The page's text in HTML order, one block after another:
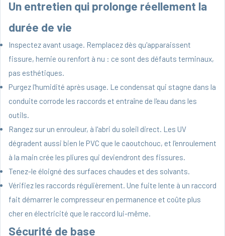
Un entretien qui prolonge réellement la
durée de vie
Inspectez avant usage. Remplacez dès qu'apparaissent
fissure, hernie ou renfort à nu : ce sont des défauts terminaux,
pas esthétiques.
Purgez l'humidité après usage. Le condensat qui stagne dans la
conduite corrode les raccords et entraîne de l'eau dans les
outils.
Rangez sur un enrouleur, à l'abri du soleil direct. Les UV
dégradent aussi bien le PVC que le caoutchouc, et l'enroulement
à la main crée les pliures qui deviendront des fissures.
Tenez-le éloigné des surfaces chaudes et des solvants.
Vérifiez les raccords régulièrement. Une fuite lente à un raccord
fait démarrer le compresseur en permanence et coûte plus
cher en électricité que le raccord lui-même.
Sécurité de base